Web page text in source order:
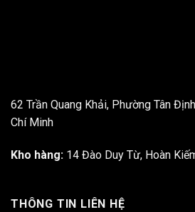
62 Trần Quang Khải, Phường Tân
Chí Minh
Kho hàng: 14 Đào Duy Từ, Hoàn
THÔNG TIN LIÊN HỆ